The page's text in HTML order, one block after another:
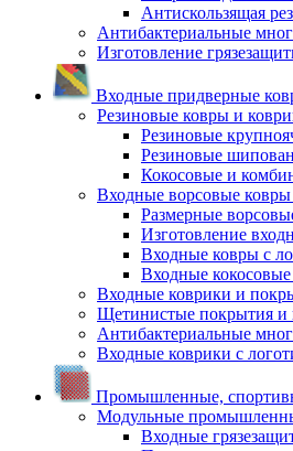
Антискользящая
Антибактериальные
Изготовление
Входные придверные
Резиновые ковры и
Резиновые
Резиновые
Кокосовые и
Входные ворсовые
Размерные
Изготовление
Входные ковры с
Входные
Входные коврики и
Щетинистые покрытия и
Антибактериальные
Входные коврики с
Промышленные,
Модульные
Входные